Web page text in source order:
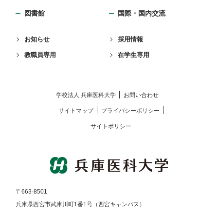
図書館 国際・国内交流
お知らせ 採用情報
教職員専用 在学生専用
学校法⼈ 兵庫医科⼤学 お問い合わせ
サイトマップ プライバシーポリシー
サイトポリシー
〒663-8501
兵庫県西宮市武庫川町1番1号（西宮キャンパス）